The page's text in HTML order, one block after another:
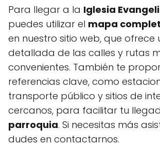
Para llegar a la Iglesia
puedes utilizar el mapa
en nuestro sitio web, que ofrece
detallada de las calles y rutas
convenientes. También te
referencias clave, como
transporte público y sitios de
cercanos, para facilitar tu
parroquia. Si necesitas más
dudes en contactarnos.